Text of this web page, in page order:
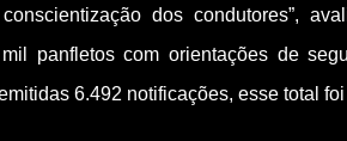
dos condutores”,
panfletos com orientações de
6.492 notificações, esse total